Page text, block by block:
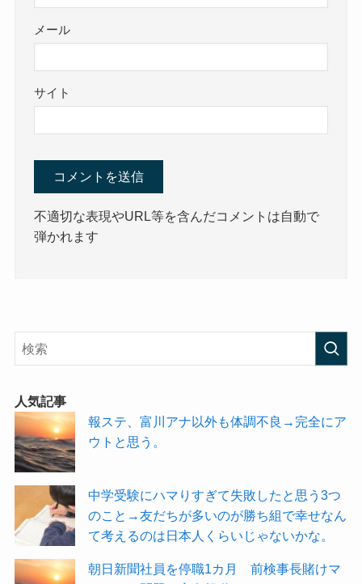
メール
サイト
不適切な表現やURL等を含んだコメントは自動で
弾かれます
人気記事
報ステ、富川アナ以外も体調不良→完全にア
ウトと思う。
中学受験にハマりすぎて失敗したと思う3つ
のこと→友だちが多いのが勝ち組で幸せなん
て考えるのは日本人くらいじゃないかな。
朝日新聞社員を停職1カ月 前検事長賭けマ